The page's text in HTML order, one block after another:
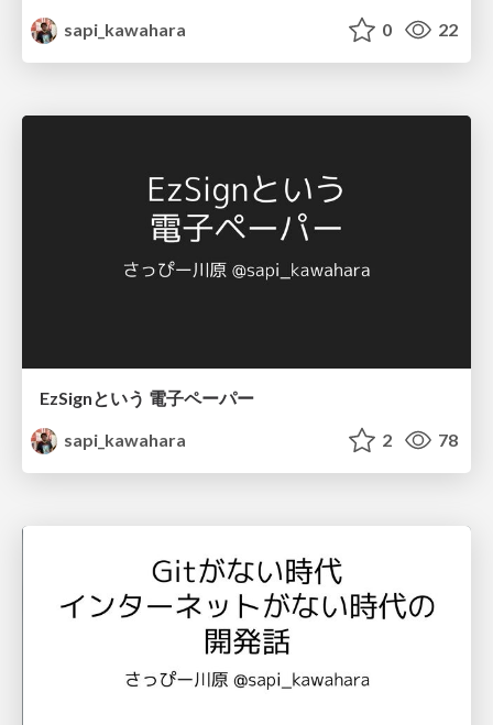
sapi_kawahara
0 22
EzSignという 電子ペーパー
sapi_kawahara
2 78